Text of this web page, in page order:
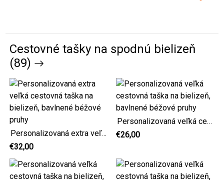
Cestovné tašky na spodnú bielizeň
(89)
Personalizovaná extra veľká cestovná taška na bielizeň, bavlnené béžové pruhy
€32,00
Personalizovaná veľká cestovná taška na bielizeň, bavlnené béžové pruhy
€26,00